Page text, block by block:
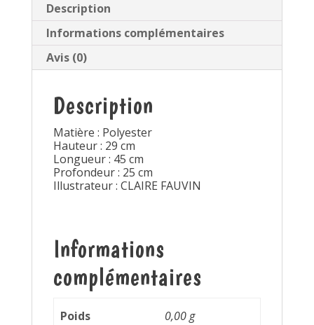
Description
Informations complémentaires
Avis (0)
Description
Matière : Polyester
Hauteur : 29 cm
Longueur : 45 cm
Profondeur : 25 cm
Illustrateur : CLAIRE FAUVIN
Informations
complémentaires
Poids 0,00 g